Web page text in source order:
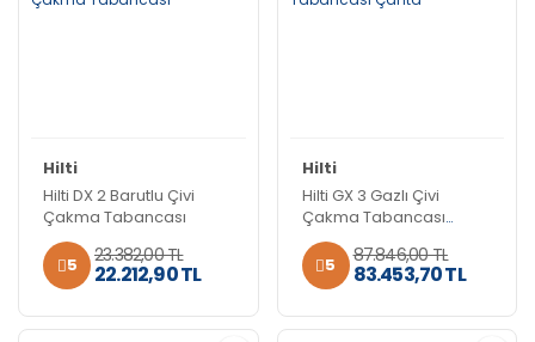
Hilti
Hilti DX 2 Barutlu Çivi
Çakma Tabancası
5 23.382,00 TL
22.212,90 TL
Hilti
Hilti GX 3 Gazlı Çivi
Çakma Tabancası
Çanta
5
87.846,00 TL
83.453,70 TL